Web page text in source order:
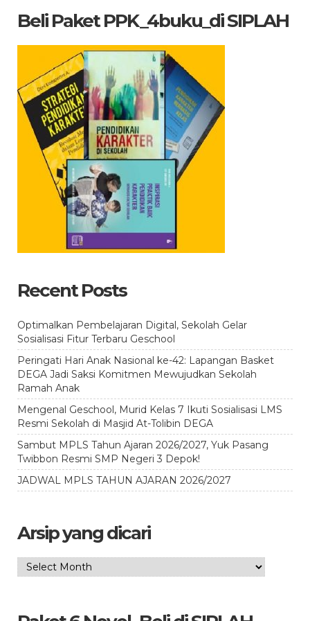
Beli Paket PPK_4buku_di SIPLAH
Recent Posts
Optimalkan Pembelajaran Digital, Sekolah Gelar
Sosialisasi Fitur Terbaru Geschool
Peringati Hari Anak Nasional ke-42: Lapangan Basket
DEGA Jadi Saksi Komitmen Mewujudkan Sekolah
Ramah Anak
Mengenal Geschool, Murid Kelas 7 Ikuti Sosialisasi LMS
Resmi Sekolah di Masjid At-Tolibin DEGA
Sambut MPLS Tahun Ajaran 2026/2027, Yuk Pasang
Twibbon Resmi SMP Negeri 3 Depok!
JADWAL MPLS TAHUN AJARAN 2026/2027
Arsip yang dicari
Arsip